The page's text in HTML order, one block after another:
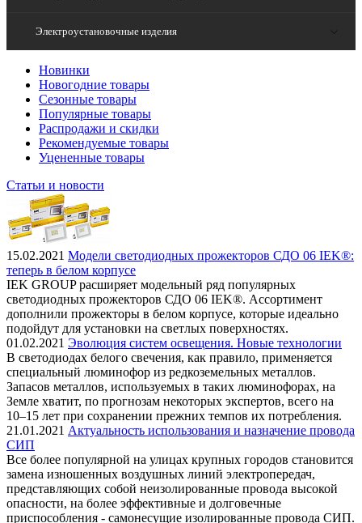
Электроустановочные изделия
Новинки
Новогодние товары
Сезонные товары
Популярные товары
Распродажи и скидки
Рекомендуемые товары
Уцененные товары
Статьи и новости
15.02.2021 Модели светодиодных прожекторов СДО 06 IEK®:
теперь в белом корпусе
IEK GROUP расширяет модельный ряд популярных
светодиодных прожекторов СДО 06 IEK®. Ассортимент
дополнили прожекторы в белом корпусе, которые идеально
подойдут для установки на светлых поверхностях.
01.02.2021 Эволюция систем освещения. Новые технологии
В светодиодах белого свечения, как правило, применяется
специальный люминофор из редкоземельных металлов.
Запасов металлов, используемых в таких люминофорах, на
Земле хватит, по прогнозам некоторых экспертов, всего на
10–15 лет при сохранении прежних темпов их потребления.
21.01.2021 Актуальность использования и назначение провода
СИП
Все более популярной на улицах крупных городов становится
замена изношенных воздушных линий электропередач,
представляющих собой неизолированные провода высокой
опасности, на более эффективные и долговечные
приспособления - самонесущие изолированные провода СИП.